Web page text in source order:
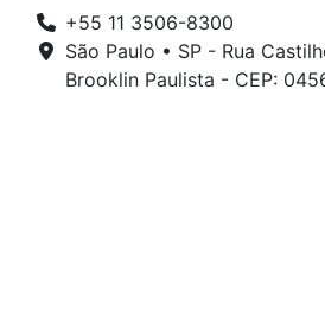
+55 11 3506-8300
São Paulo • SP - Rua
Brooklin Paulista - CEP: